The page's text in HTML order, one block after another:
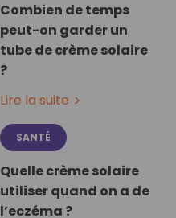
Combien de temps
peut-on garder un
tube de crème solaire
?
Lire la suite
SANTÉ
Quelle crème solaire
utiliser quand on a de
l’eczéma ?